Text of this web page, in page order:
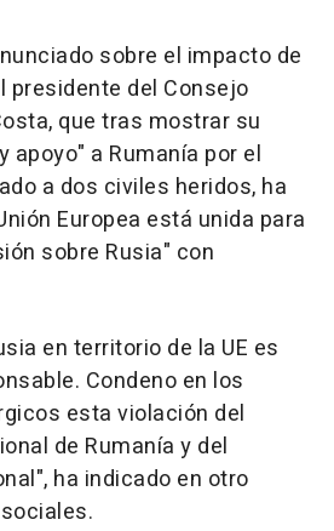
sobre el impacto de
presidente del Consejo
que tras mostrar su
apoyo" a Rumanía por el
a dos civiles heridos, ha
Europea está unida para
sobre Rusia" con
en territorio de la UE es
Condeno en los
esta violación del
de Rumanía y del
ha indicado en otro